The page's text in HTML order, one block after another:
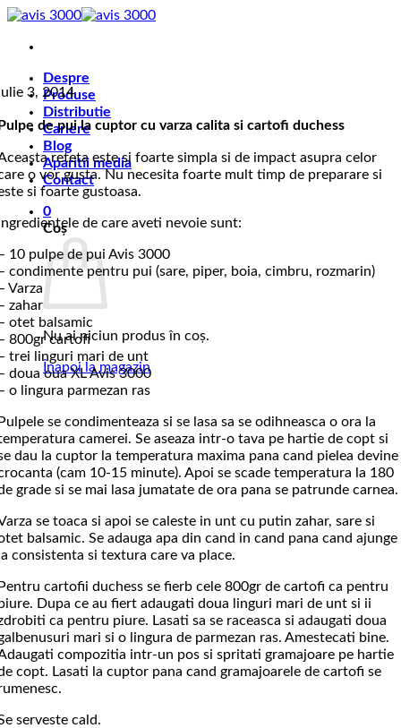
Skip
content
Despre
Produse
Distributie
Cariere
Blog
Aparitii media
Contact
0
Coș
Nu ai niciun produs în coș.
Înapoi la magazin
3, 2014
de pui la cuptor cu varza calita si cartofi duchess
reteta este si foarte simpla si de impact asupra celor
o vor gusta. Nu necesita foarte mult timp de preparare si
si foarte gustoasa.
de care aveti nevoie sunt:
10 pulpe de pui Avis 3000
condimente pentru pui (sare, piper, boia, cimbru, rozmarin)
Varza
zahar
otet balsamic
800gr cartofi
trei linguri mari de unt
doua oua XL Avis 3000
o lingura parmezan ras
se condimenteaza si se lasa sa se odihneasca o ora la
camerei. Se aseaza intr-o tava pe hartie de copt si
dau la cuptor la temperatura maxima pana cand pielea devine
(cam 10-15 minute). Apoi se scade temperatura la 180
grade si se mai lasa jumatate de ora pana se patrunde carnea.
se toaca si apoi se caleste in unt cu putin zahar, sare si
balsamic. Se adauga apa din cand in cand pana cand ajunge
consistenta si textura care va place.
cartofii duchess se fierb cele 800gr de cartofi ca pentru
Dupa ce au fiert adaugati doua linguri mari de unt si ii
ca pentru piure. Lasati sa se raceasca si adaugati doua
mari si o lingura de parmezan ras. Amestecati bine.
compozitia intr-un pos si spritati gramajoare pe hartie
copt. Lasati la cuptor pana cand gramajoarele de cartofi se
serveste cald.